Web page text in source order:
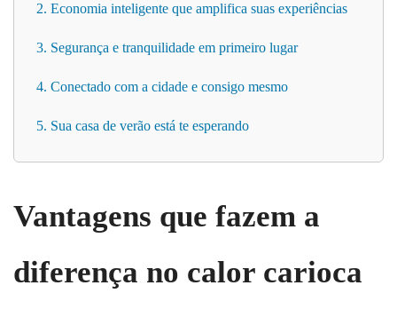
2. Economia inteligente que amplifica suas experiências
3. Segurança e tranquilidade em primeiro lugar
4. Conectado com a cidade e consigo mesmo
5. Sua casa de verão está te esperando
Vantagens que fazem a
diferença no calor carioca